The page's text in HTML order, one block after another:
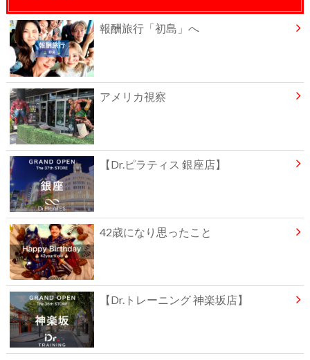
報酬旅行「初島」へ
アメリカ視察
【Dr.ピラティス 銀座店】
42歳になり思ったこと
【Dr.トレーニング 神楽坂店】